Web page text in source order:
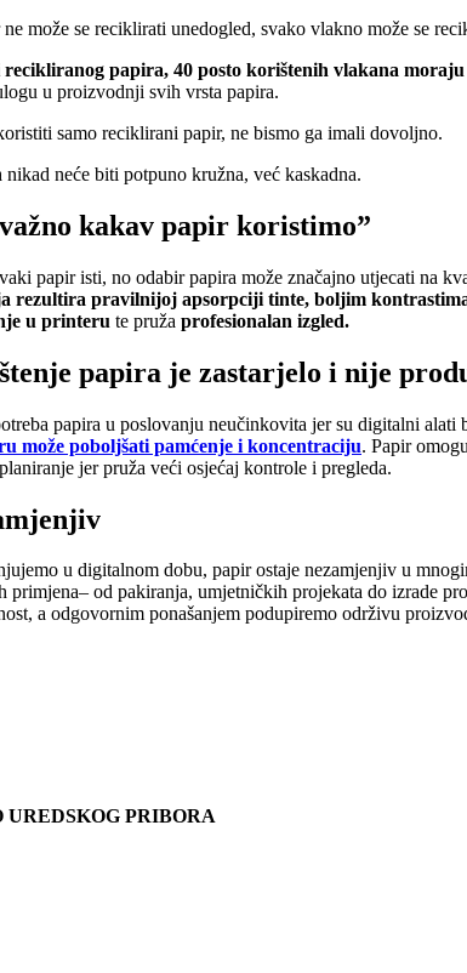
može se reciklirati unedogled, svako vlakno može se
papira, 40 posto korištenih vlakana
u proizvodnji svih vrsta papira.
samo reciklirani papir, ne bismo ga imali dovoljno.
neće biti potpuno kružna, već kaskadna.
kakav papir koristimo”
papir isti, no odabir papira može značajno utjecati na
rezultira pravilnijoj apsorpciji tinte, boljim
u printeru te pruža profesionalan izgled.
papira je zastarjelo i nije
papira u poslovanju neučinkovita jer su digitalni
može poboljšati pamćenje i koncentraciju. Papir
jer pruža veći osjećaj kontrole i pregleda.
u digitalnom dobu, papir ostaje nezamjenjiv u
primjena– od pakiranja, umjetničkih projekata do izrade
a odgovornim ponašanjem podupiremo održivu
PRIBORA